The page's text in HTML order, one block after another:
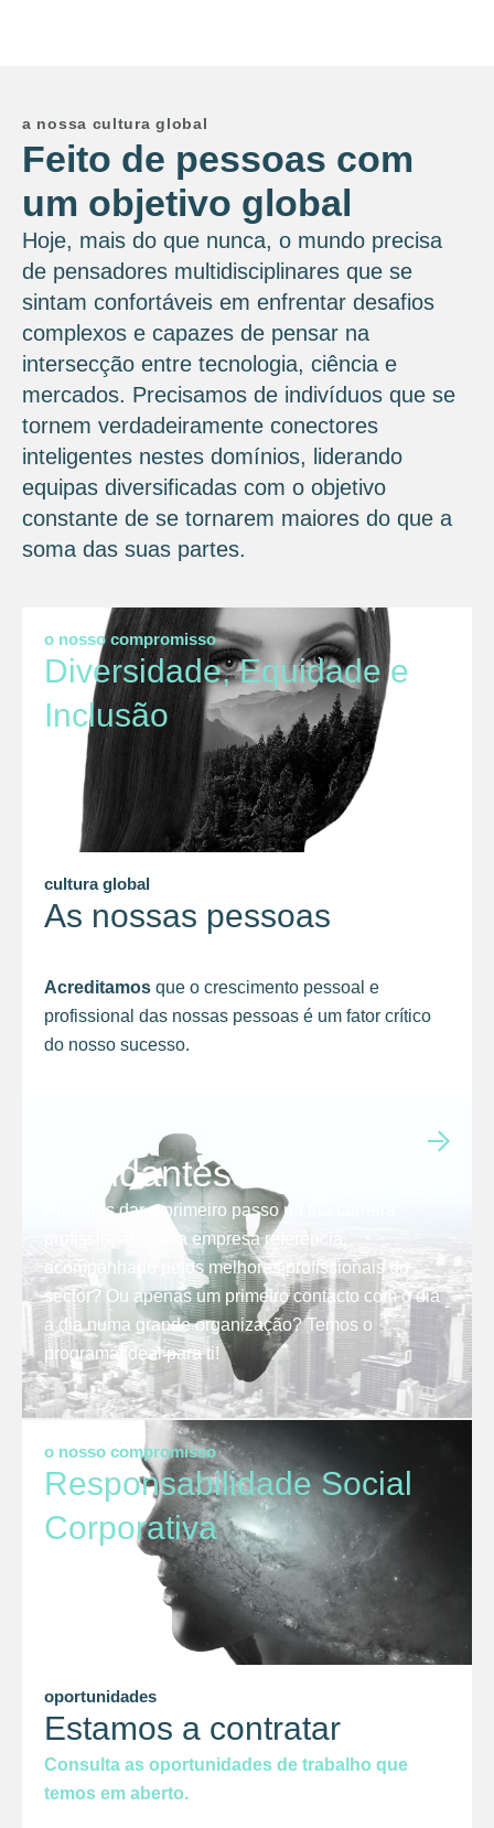
a nossa cultura global
Feito de pessoas com
um objetivo global
Hoje, mais do que nunca, o mundo precisa
de pensadores multidisciplinares que se
sintam confortáveis ​​em enfrentar desafios
complexos e capazes de pensar na
intersecção entre tecnologia, ciência e
mercados. Precisamos de indivíduos que se
tornem verdadeiramente conectores
inteligentes nestes domínios, liderando
equipas diversificadas com o objetivo
constante de se tornarem maiores do que a
soma das suas partes.
o nosso compromisso
Diversidade, Equidade e
Inclusão
cultura global
As nossas pessoas
Acreditamos que o crescimento pessoal e
profissional das nossas pessoas é um fator crítico
do nosso sucesso.
Estudantes e graduados
Procuras dar o primeiro passo na tua carreira
profissional, numa empresa referência,
acompanhado pelos melhores profissionais do
sector? Ou apenas um primeiro contacto com o dia
a dia numa grande organização? Temos o
programa ideal para ti!
o nosso compromisso
Responsabilidade Social
Corporativa
oportunidades
Estamos a contratar
Consulta as oportunidades de trabalho que
temos em aberto.